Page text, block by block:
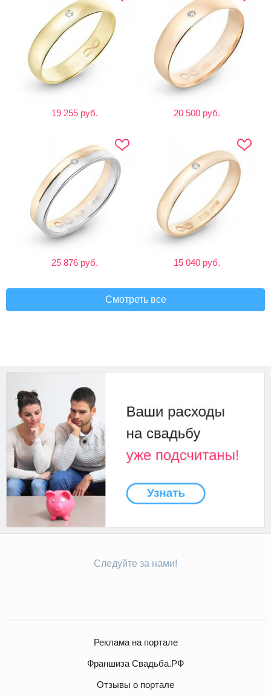
19 255 руб. 20 500 руб.
25 876 руб. 15 040 руб.
Смотреть все
Следуйте за нами!
Реклама на портале
Франшиза Свадьба.РФ
Отзывы о портале